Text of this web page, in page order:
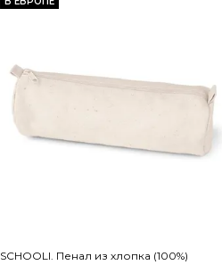
SCHOOLI. Пенал из хлопка (100%)